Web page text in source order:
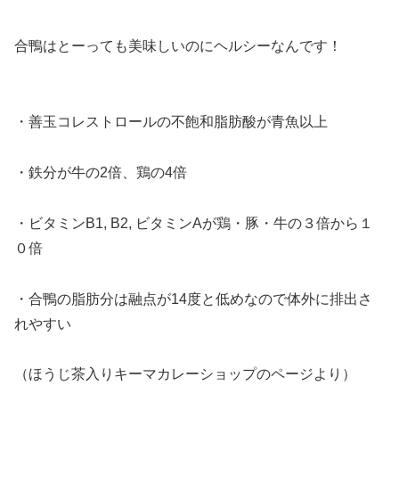
合鴨はとーっても美味しいのにヘルシーなんです！
・善玉コレストロールの不飽和脂肪酸が青魚以上
・鉄分が牛の2倍、鶏の4倍
・ビタミンB1, B2, ビタミンAが鶏・豚・牛の３倍から１
０倍
・合鴨の脂肪分は融点が14度と低めなので体外に排出さ
れやすい
（ほうじ茶入りキーマカレーショップのページより）